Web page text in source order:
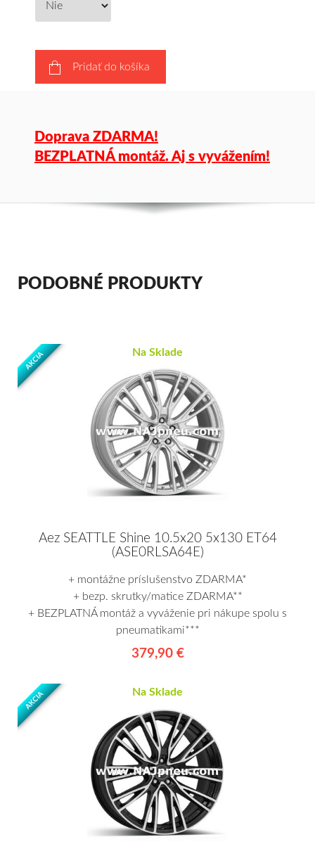
Pridať do košíka
Doprava ZDARMA!
BEZPLATNÁ montáž. Aj s vyvážením!
PODOBNÉ PRODUKTY
AKCIA Na Sklade
Aez SEATTLE Shine 10.5x20 5x130 ET64
(ASE0RLSA64E)
+ montážne príslušenstvo ZDARMA*
+ bezp. skrutky/matice ZDARMA**
+ BEZPLATNÁ montáž a vyváženie pri nákupe spolu s
pneumatikami***
379,90 €
AKCIA Na Sklade